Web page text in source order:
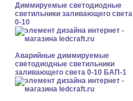
Диммируемые светодиодные
светильники заливающего света
0-10
Аварийные диммируемые
светодиодные светильники
заливающего света 0-10 БАП-1